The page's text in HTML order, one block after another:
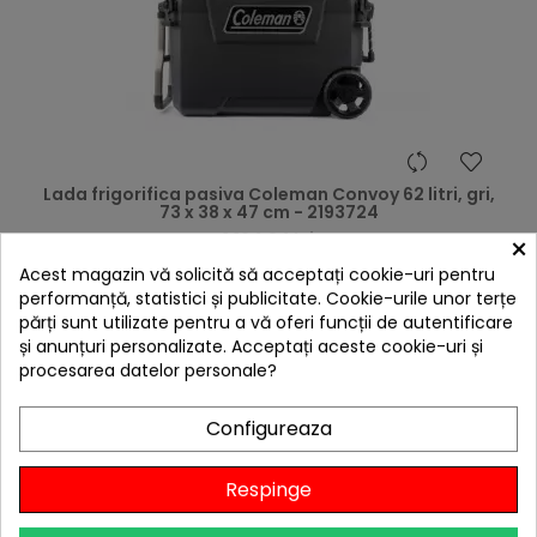
Lada frigorifica pasiva Coleman Convoy 62 litri, gri,
73 x 38 x 47 cm - 2193724
1.164,24 lei
Niciun review
 Stoc furnizor
Adaugă în Coș
4 ALTE PRODUSE IN ACEEASI
CATEGORIE:
×
Acest magazin vă solicită să acceptați cookie-uri pentru
performanță, statistici și publicitate. Cookie-urile unor terțe
părți sunt utilizate pentru a vă oferi funcții de autentificare
și anunțuri personalizate. Acceptați aceste cookie-uri și
procesarea datelor personale?
Configureaza
Respinge